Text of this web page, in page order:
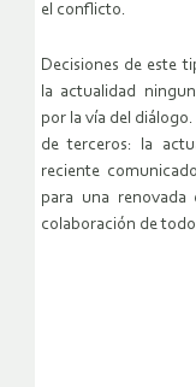
el conflicto.
Decisiones de este
la actualidad
por la vía del
de terceros: la
reciente
para una renovada
colaboración de